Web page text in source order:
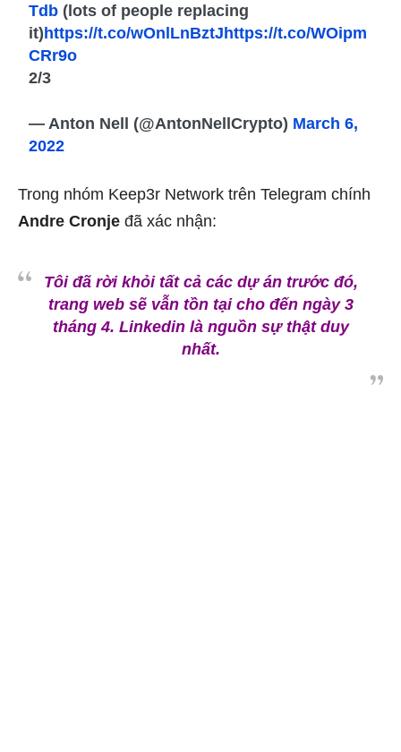
Tdb (lots of people replacing
it)https://t.co/wOnlLnBztJhttps://t.co/WOipm
CRr9o
2/3
— Anton Nell (@AntonNellCrypto) March 6,
2022
Trong nhóm Keep3r Network trên Telegram chính
Andre Cronje đã xác nhận:
Tôi đã rời khỏi tất cả các dự án trước đó,
trang web sẽ vẫn tồn tại cho đến ngày 3
tháng 4. Linkedin là nguồn sự thật duy
nhất.